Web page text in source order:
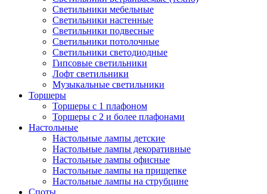
Светильники мебельные
Светильники настенные
Светильники подвесные
Светильники потолочные
Светильники светодиодные
Гипсовые светильники
Лофт светильники
Музыкальные светильники
Торшеры
Торшеры с 1 плафоном
Торшеры с 2 и более плафонами
Настольные
Настольные лампы детские
Настольные лампы декоративные
Настольные лампы офисные
Настольные лампы на прищепке
Настольные лампы на струбцине
Споты